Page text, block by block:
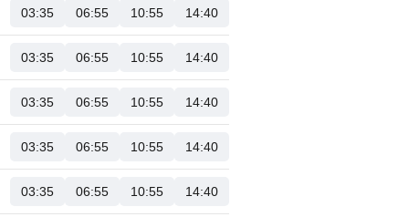
03:35 06:55 10:55 14:40
03:35 06:55 10:55 14:40
03:35 06:55 10:55 14:40
03:35 06:55 10:55 14:40
03:35 06:55 10:55 14:40